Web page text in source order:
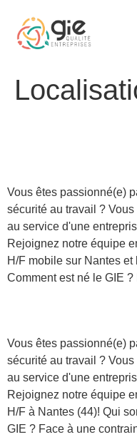
Vous êtes passionné(e)
sécurité au travail ?
au service d'une
Rejoignez notre équipe
H/F mobile sur Nantes
Comment est né le GIE
Vous êtes passionné(e)
sécurité au travail ?
au service d'une
Rejoignez notre équipe
H/F à Nantes (44)! Qui
GIE ? Face à une